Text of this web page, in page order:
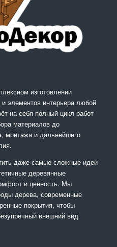
изготовлении
элементов интерьера любой
на себя полный цикл работ
материалов до
монтажа и дальнейшего
даже самые сложные идеи
деревянные
и ценность. Мы
дерева, современные
покрытия, чтобы
внешний вид